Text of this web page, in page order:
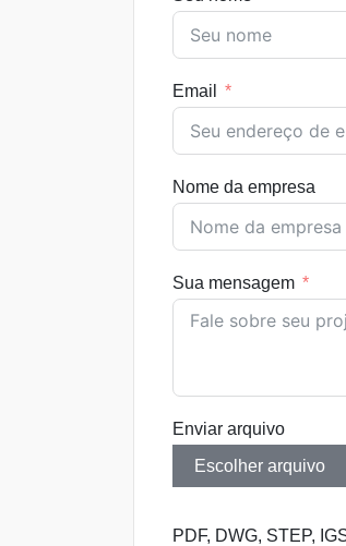
Email
Nome da empresa
Sua mensagem
Enviar arquivo
Escolher arquivo
PDF, DWG, STEP,